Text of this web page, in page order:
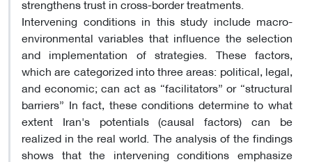
Intervening conditions in this study include macro-
environmental variables that influence the selection
and implementation of strategies. These factors,
which are categorized into three areas: political, legal,
and economic; can act as “facilitators” or “structural
barriers” In fact, these conditions determine to what
extent Iran's potentials (causal factors) can be
realized in the real world. The analysis of the findings
shows that the intervening conditions emphasize